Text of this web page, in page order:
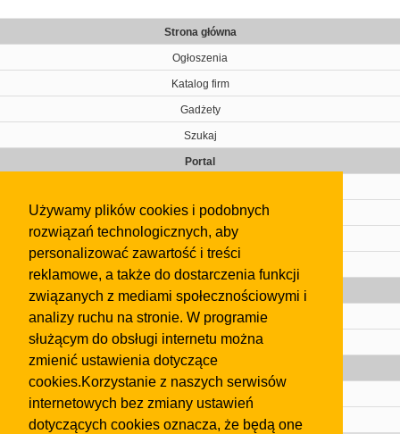
Używamy plików cookies i podobnych
rozwiązań technologicznych, aby
personalizować zawartość i treści
reklamowe, a także do dostarczenia funkcji
związanych z mediami społecznościowymi i
analizy ruchu na stronie. W programie
służącym do obsługi internetu można
zmienić ustawienia dotyczące
cookies.Korzystanie z naszych serwisów
internetowych bez zmiany ustawień
dotyczących cookies oznacza, że będą one
Strona główna
Ogłoszenia
Katalog firm
Gadżety
Szukaj
Portal
Kontakt
Regulamin
Gazeta
Olkusz
Kontakt
Strefa dla biznesu
Biura nieruchomości
Dealerzy i autokomisy